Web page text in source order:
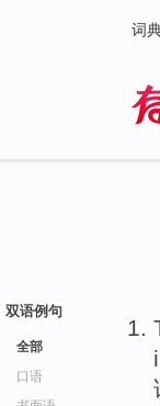
词
双语例句
全部
口语